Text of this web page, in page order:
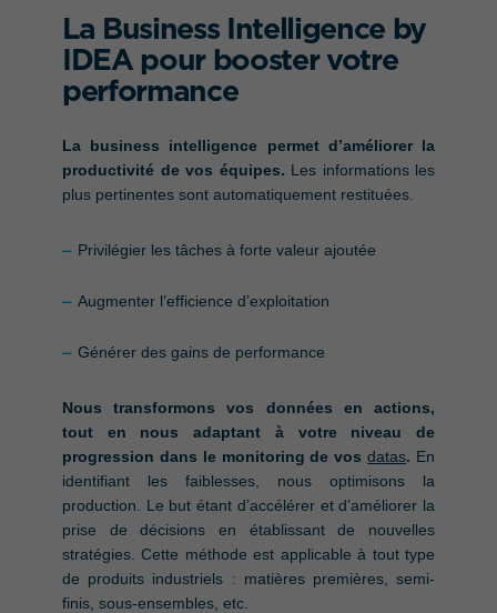
QUEL EST VOTRE BESOIN ?
La Business Intelligence by
IDEA pour booster votre
performance
La business intelligence permet d’améliorer la
productivité de vos équipes. Les informations les
plus pertinentes sont automatiquement restituées.
Privilégier les tâches à forte valeur ajoutée
Augmenter l’efficience d’exploitation
Générer des gains de performance
Nous transformons vos données en actions,
tout en nous adaptant à votre niveau de
progression dans le monitoring de vosdatas. En
identifiant les faiblesses, nous optimisons la
production. Le but étant d’accélérer et d’améliorer la
prise de décisions en établissant de nouvelles
stratégies. Cette méthode est applicable à tout type
de produits industriels : matières premières, semi-
finis, sous-ensembles, etc.